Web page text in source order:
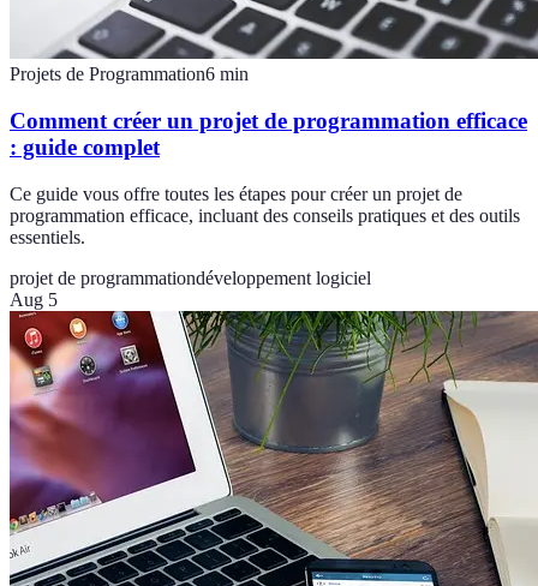
Projets de Programmation6 min
Comment créer un projet de programmation efficace
: guide complet
Ce guide vous offre toutes les étapes pour créer un projet de
programmation efficace, incluant des conseils pratiques et des outils
essentiels.
projet de programmationdéveloppement logiciel
Aug 5